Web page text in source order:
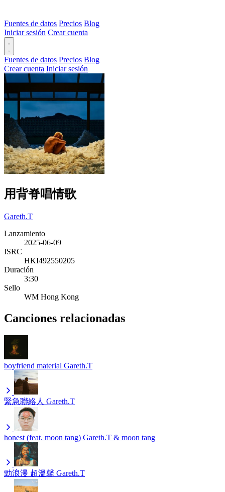
Fuentes de datos Precios Blog
Iniciar sesión Crear cuenta
Fuentes de datos Precios Blog
Crear cuenta Iniciar sesión
用背脊唱情歌
Gareth.T
Lanzamiento
2025-06-09
ISRC
HKI492550205
Duración
3:30
Sello
WM Hong Kong
Canciones relacionadas
boyfriend material Gareth.T
緊急聯絡人 Gareth.T
honest (feat. moon tang) Gareth.T & moon tang
勁浪漫 超溫馨 Gareth.T